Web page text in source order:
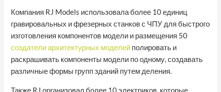
Компания RJ Models использовала более 10 единиц
гравировальных и фрезерных станков с ЧПУ для быстрого
изготовления компонентов модели и размещения 50
создатели архитектурных моделей полировать и
раскрашивать компоненты модели по одному, создавать
различные формы групп зданий путем деления.
Также RJ организовал более 10 электриков, которые